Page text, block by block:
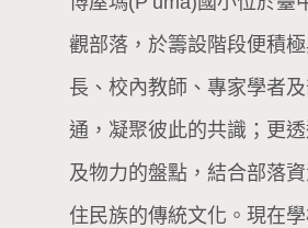
觀部落，於籌設階段便積
長、校內教師、專家學者
通，凝聚彼此的共識；更
及物力的盤點，結合部落
住民族的傳統文化。現在